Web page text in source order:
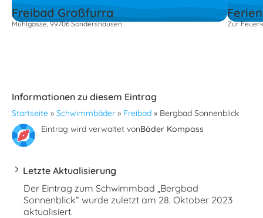
Freibad Großfurra
Mühlgasse, 99706 Sondershausen Zur
Informationen zu diesem Eintrag
Startseite » Schwimmbäder » Freibad » Bergbad Sonnenblick
Eintrag wird verwaltet vonBäder Kompass
Letzte Aktualisierung
Der Eintrag zum Schwimmbad „Bergbad
Sonnenblick“ wurde zuletzt am 28. Oktober 2023
aktualisiert.